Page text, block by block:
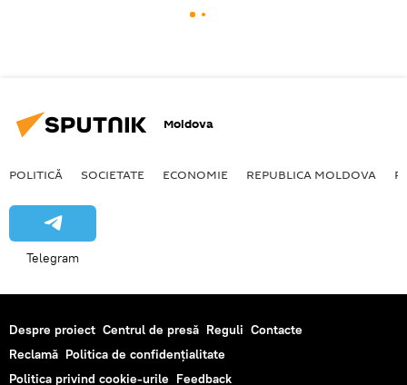
Moldova
POLITICĂ SOCIETATE ECONOMIE REPUBLICA MOLDOVA
Telegram
Despre proiect Centrul de presă Reguli Contacte
Reclamă Politica de confidențialitate
Politica privind cookie-urile Feedback